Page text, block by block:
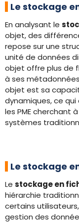
Le stockage
En analysant le
objet, des
repose sur une
unité de données
objet offre plus de
à ses
objet est sa
dynamiques, ce
les PME cherchant
systèmes
Le stockage
Le stockage en
hiérarchie
certains
gestion des